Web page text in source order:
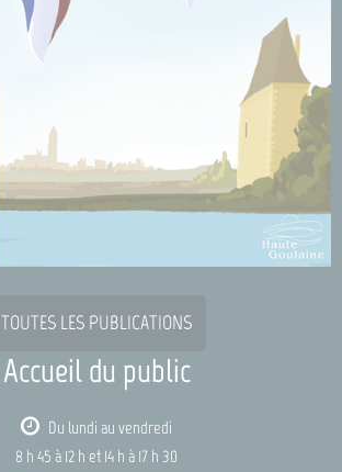
TOUTES LES PUBLICATIONS
Accueil du public
Du lundi au vendredi
8 h 45 à 12 h et 14 h à 17 h 30